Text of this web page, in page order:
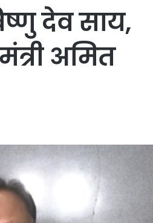
देव साय,
अमित